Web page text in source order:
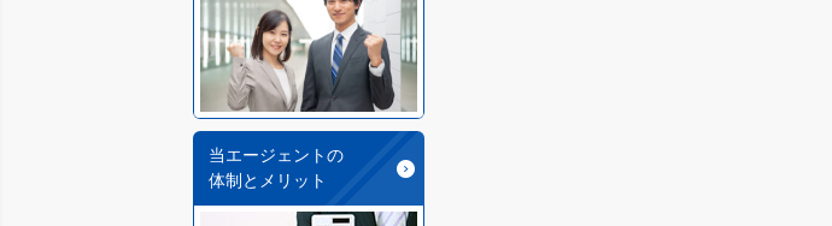
当エージェントの
体制とメリット